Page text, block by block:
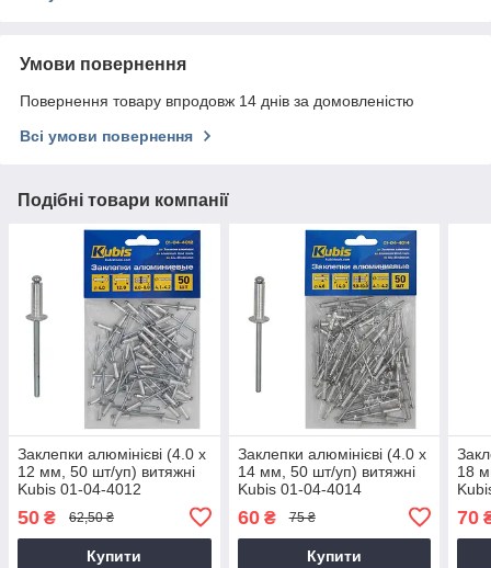
Умови повернення
Повернення товару впродовж 14 днів за домовленістю
Всі умови повернення
Подібні товари компанії
Заклепки алюмінієві (4.0 х
12 мм, 50 шт/уп) витяжні
Kubis 01-04-4012
50 ₴ 62,50 ₴
Купити
Заклепки алюмінієві (4.0 х
14 мм, 50 шт/уп) витяжні
Kubis 01-04-4014
60₴ 75 ₴
Купити
18
70